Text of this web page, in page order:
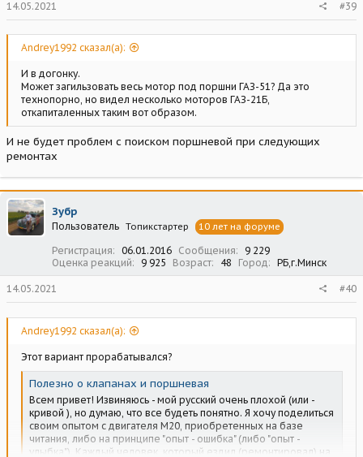
14.05.2021 #39
Andrey1992 сказал(а):
И в догонку.
Может загильзовать весь мотор под поршни ГАЗ-51? Да это
технопорно, но видел несколько моторов ГАЗ-21Б,
откапиталенных таким вот образом.
И не будет проблем с поиском поршневой при следующих
ремонтах
Зубр
Пользователь Топикстартер 10 лет на форуме
Регистрация 06.01.2016 Сообщения
9 229
Оценка реакций
9 925 Возраст 48 Город РБ,г.Минск
14.05.2021 #40
Andrey1992 сказал(а):
Этот вариант прорабатывался?
Полезно о клапанах и поршневая
Всем привет! Извиняюсь - мой русский очень плохой (или -
кривой ), но думаю, что все будеть понятно. Я хочу поделиться
своим опытом с двигателя М20, приобретенных на базе
читания, либо на принципе "опыт - ошибка" (либо "опыт -
улыбка"). Каждый человек, который ездил (ремонтировал) на